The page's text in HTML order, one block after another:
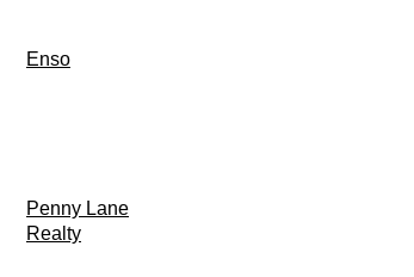
Enso
Penny Lane
Realty